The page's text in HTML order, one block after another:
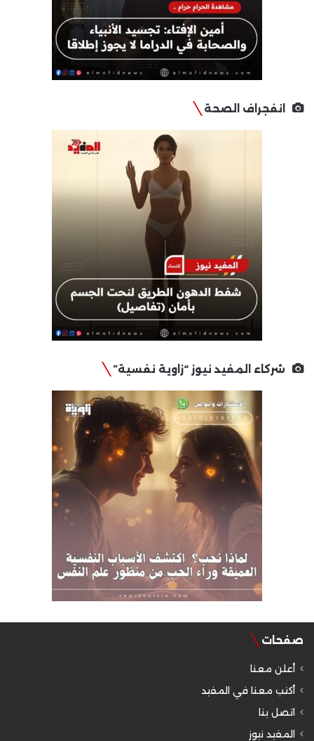
انفجراف الصحة
شركاء المفيد نيوز “زاوية نفسية”
صفحات
أعلن معنا
أكتب معنا في المفيد
اتصل بنا
المفيد نيوز